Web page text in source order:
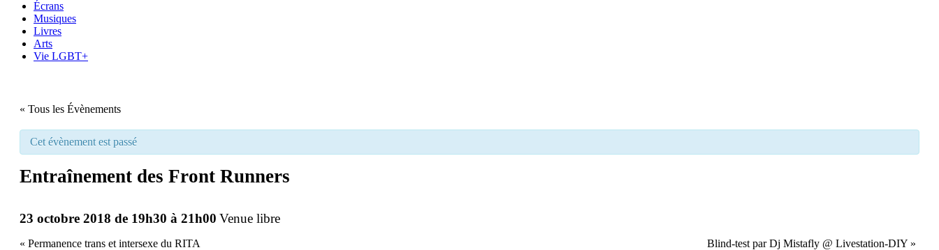
Écrans
Musiques
Livres
Arts
Vie LGBT+
« Tous les Évènements
Cet évènement est passé
Entraînement des Front Runners
23 octobre 2018 de 19h30 à 21h00 Venue libre
« Permanence trans et intersexe du RITA Blind-test par Dj Mistafly @ Livestation-DIY »